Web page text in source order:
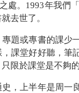
處。1993年我們
去世了。
題或專書的課少
課堂好好聽，筆
限於課堂是不夠
，上半年是周一